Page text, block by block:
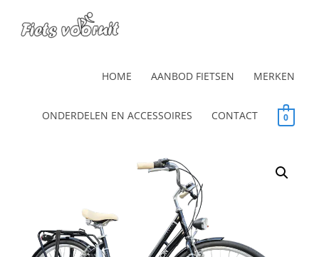
HOME AANBOD FIETSEN MERKEN
ONDERDELEN EN ACCESSOIRES CONTACT 0